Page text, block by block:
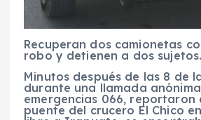
Recuperan dos camionetas
robo y detienen a dos sujetos.
Minutos después de las 8 de
durante una llamada
emergencias 066, reportaron
puente del crucero El Chico